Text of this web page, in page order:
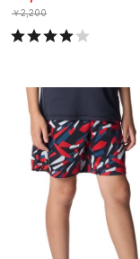
￥2,200